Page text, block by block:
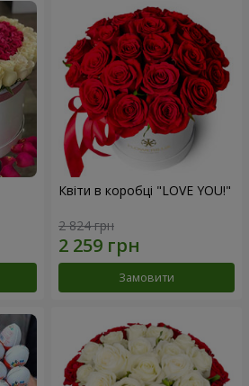
Квіти в коробці "LOVE YOU!"
2 824 грн
Замовити